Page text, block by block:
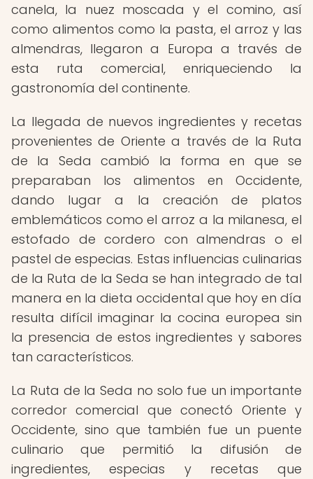
canela, la nuez moscada y el comino, así
como alimentos como la pasta, el arroz y las
almendras, llegaron a Europa a través de
esta ruta comercial, enriqueciendo la
gastronomía del continente.
La llegada de nuevos ingredientes y recetas
provenientes de Oriente a través de la Ruta
de la Seda cambió la forma en que se
preparaban los alimentos en Occidente,
dando lugar a la creación de platos
emblemáticos como el arroz a la milanesa, el
estofado de cordero con almendras o el
pastel de especias. Estas influencias culinarias
de la Ruta de la Seda se han integrado de tal
manera en la dieta occidental que hoy en día
resulta difícil imaginar la cocina europea sin
la presencia de estos ingredientes y sabores
tan característicos.
La Ruta de la Seda no solo fue un importante
corredor comercial que conectó Oriente y
Occidente, sino que también fue un puente
culinario que permitió la difusión de
ingredientes, especias y recetas que